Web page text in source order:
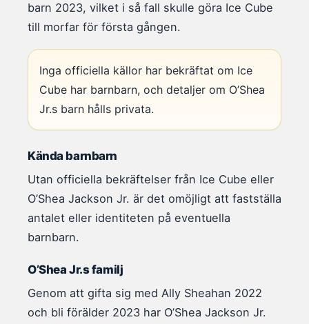
barn 2023, vilket i så fall skulle göra Ice Cube
till morfar för första gången.
Inga officiella källor har bekräftat om Ice
Cube har barnbarn, och detaljer om O’Shea
Jr.s barn hålls privata.
Kända barnbarn
Utan officiella bekräftelser från Ice Cube eller
O’Shea Jackson Jr. är det omöjligt att fastställa
antalet eller identiteten på eventuella
barnbarn.
O’Shea Jr.s familj
Genom att gifta sig med Ally Sheahan 2022
och bli förälder 2023 har O’Shea Jackson Jr.